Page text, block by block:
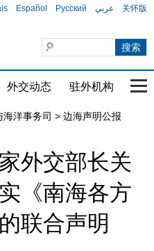
Español Русский عربي 关怀版
外交动态 驻外机构 国
海洋事务司 > 边海声明公报
外交部长关
《南海各方
联合声明